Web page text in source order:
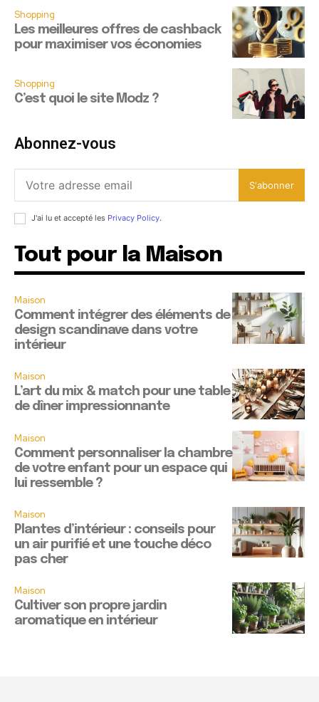
Shopping
Les meilleures offres de cashback
pour maximiser vos économies
Shopping
C’est quoi le site Modz ?
Abonnez-vous
S'abonner
J'ai lu et accepté les Privacy Policy.
Tout pour la Maison
Maison
Comment intégrer des éléments de
design scandinave dans votre
intérieur
Maison
L’art du mix & match pour une table
de dîner impressionnante
Maison
Comment personnaliser la chambre
de votre enfant pour un espace qui
lui ressemble ?
Maison
Plantes d’intérieur : conseils pour
un air purifié et une touche déco
pas cher
Maison
Cultiver son propre jardin
aromatique en intérieur